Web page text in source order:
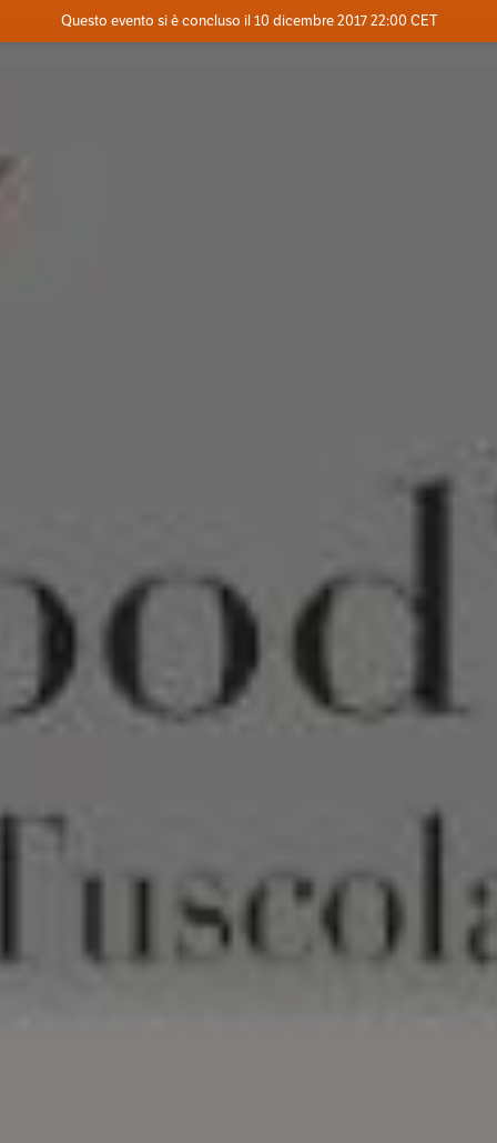
Dove
Questo evento si è concluso il 10 dicembre 2017 22:00 CET